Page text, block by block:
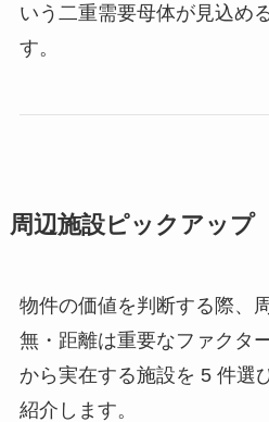
いう二重需要母体が見込め
す。
周辺施設ピックアップ
物件の価値を判断する際、
無・距離は重要なファクタ
から実在する施設を 5 件選
紹介します。